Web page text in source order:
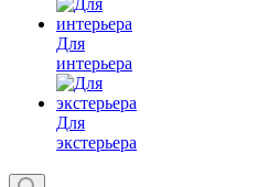
Для
интерьера
Для
экстерьера